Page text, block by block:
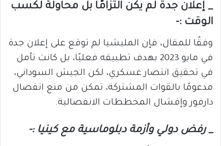
_ إعلان جدة لم يكن التزامًا بل محاولة لكسب
الوقت :-
وفقًا للمقال، فإن المليشيا لم توقع على إعلان جدة
في مايو 2023 بهدف تطبيقه فعليًا، بل كانت تأمل
في تحقيق انتصار عسكري، لكن الجيش السوداني،
مدعومًا بالقوات المشتركة، تمكن من منع انفصال
دارفور وإفشال المخططات الانفصالية.
_ رفض دولي وأزمة دبلوماسية مع كينيا :-